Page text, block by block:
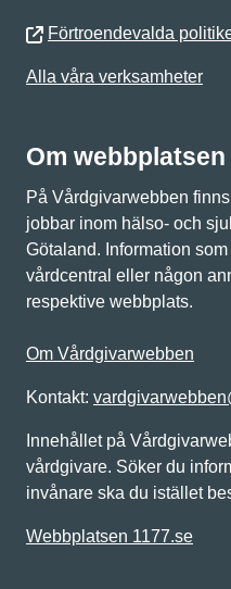
Förtroendevalda
Alla våra verksamheter
Om webbplatsen
På Vårdgivarwebben
jobbar inom hälso- och
Götaland. Information
vårdcentral eller någon
respektive webbplats.
Om Vårdgivarwebben
Kontakt:
Innehållet på
vårdgivare. Söker du
invånare ska du istället
Webbplatsen 1177.se